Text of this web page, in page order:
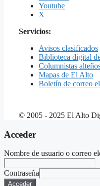
Youtube
X
Servicios:
Avisos clasificados
Biblioteca digital
Columnistas
Mapas de El Alto
Boletín de correo
© 2005 - 2025 El Alto
Acceder
Nombre de usuario o correo
Contraseña
Acceder